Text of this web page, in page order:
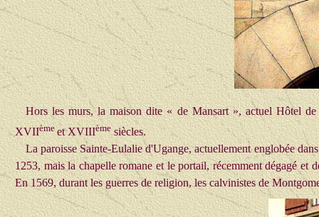
Hors les murs, la maison dite « de Mansart », actuel Hôtel
XVIIème et XVIIIème siècles.
La paroisse Sainte-Eulalie d'Ugange, actuellement englobée
1253, mais la chapelle romane et le portail, récemment dégagé et
En 1569, durant les guerres de religion, les calvinistes de